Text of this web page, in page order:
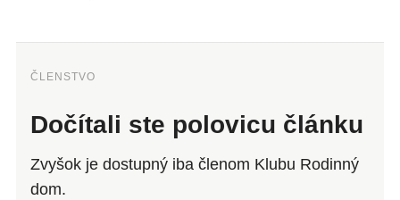
ČLENSTVO
Dočítali ste polovicu článku
Zvyšok je dostupný iba členom Klubu Rodinný
dom.